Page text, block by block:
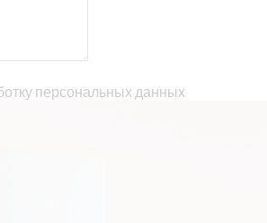
персональных данных